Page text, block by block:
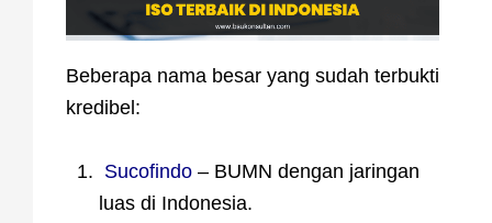
Beberapa nama besar yang sudah terbukti
kredibel:
Sucofindo – BUMN dengan jaringan
luas di Indonesia.